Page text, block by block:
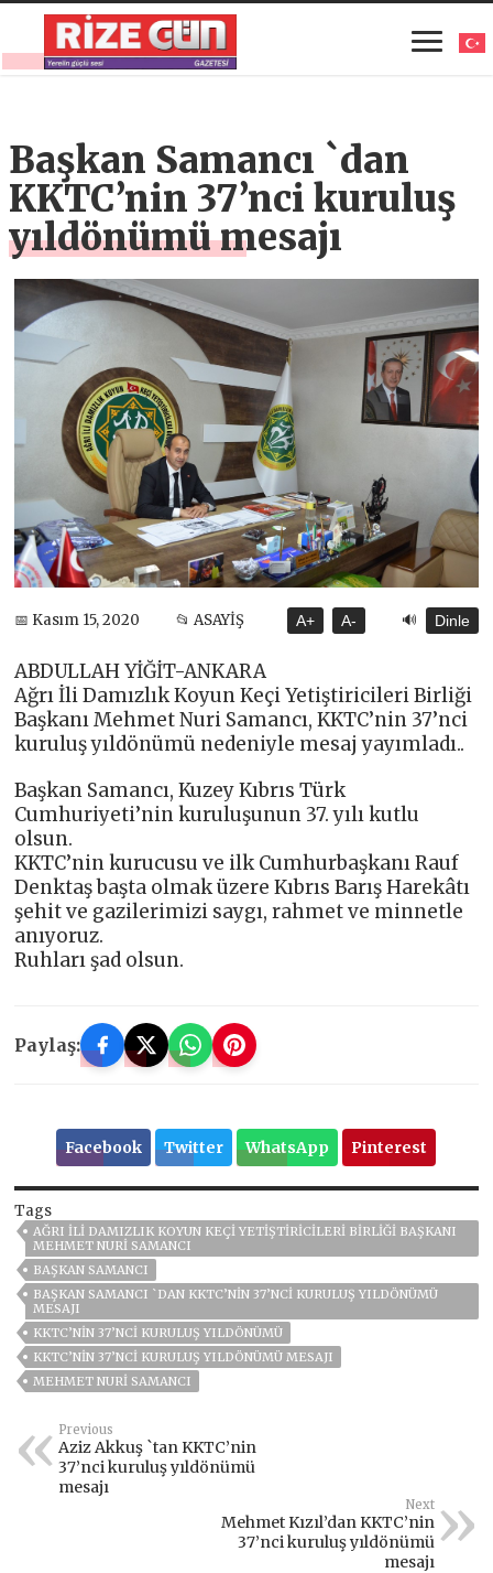
Başkan Samancı `dan
KKTC’nin 37’nci kuruluş
yıldönümü mesajı
📅 Kasım 15, 2020 📂 ASAYİŞ A+ A- 🔊 Dinle
ABDULLAH YİĞİT-ANKARA
Ağrı İli Damızlık Koyun Keçi Yetiştiricileri Birliği
Başkanı Mehmet Nuri Samancı, KKTC’nin 37’nci
kuruluş yıldönümü nedeniyle mesaj yayımladı..
Başkan Samancı, Kuzey Kıbrıs Türk
Cumhuriyeti’nin kuruluşunun 37. yılı kutlu
olsun.
KKTC’nin kurucusu ve ilk Cumhurbaşkanı Rauf
Denktaş başta olmak üzere Kıbrıs Barış Harekâtı
şehit ve gazilerimizi saygı, rahmet ve minnetle
anıyoruz.
Ruhları şad olsun.
Paylaş:
Facebook Twitter WhatsApp Pinterest
Tags
AĞRI İLI DAMIZLIK KOYUN KEÇI YETIŞTIRICILERI BIRLIĞI BAŞKANI
MEHMET NURI SAMANCI
BAŞKAN SAMANCI
BAŞKAN SAMANCI `DAN KKTC’NIN 37’NCI KURULUŞ YILDÖNÜMÜ
MESAJI
KKTC’NIN 37’NCI KURULUŞ YILDÖNÜMÜ
KKTC’NIN 37’NCI KURULUŞ YILDÖNÜMÜ MESAJI
MEHMET NURİ SAMANCI
Previous
Aziz Akkuş `tan KKTC’nin
37’nci kuruluş yıldönümü
mesajı
Next
Mehmet Kızıl’dan KKTC’nin
37’nci kuruluş yıldönümü
mesajı